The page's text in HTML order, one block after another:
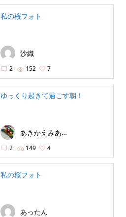
私の桜フォト
沙織
2 152 7
ゆっくり起きて過ごす朝！
あきかえみあママ
2 149 4
私の桜フォト
あったん